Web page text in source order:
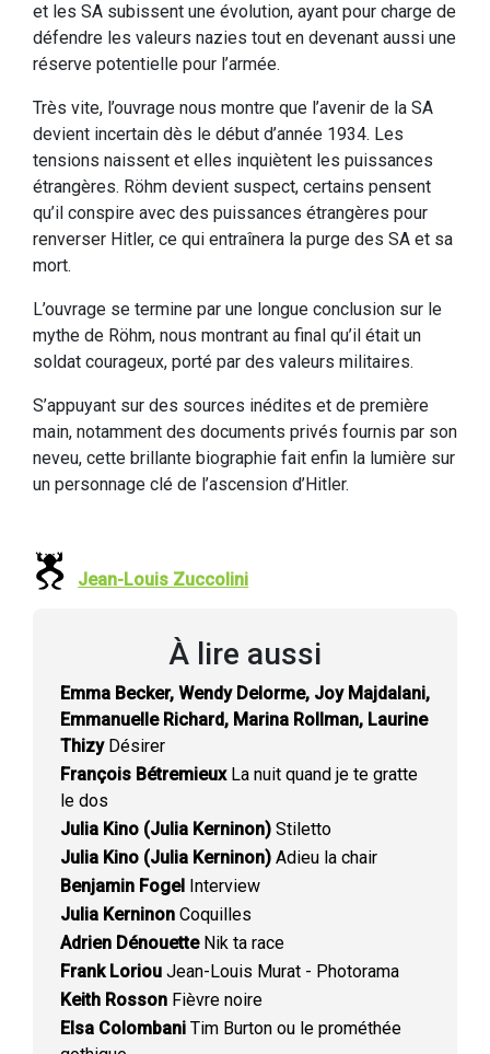
et les SA subissent une évolution, ayant pour charge de
défendre les valeurs nazies tout en devenant aussi une
réserve potentielle pour l’armée.
Très vite, l’ouvrage nous montre que l’avenir de la SA
devient incertain dès le début d’année 1934. Les
tensions naissent et elles inquiètent les puissances
étrangères. Röhm devient suspect, certains pensent
qu’il conspire avec des puissances étrangères pour
renverser Hitler, ce qui entraînera la purge des SA et sa
mort.
L’ouvrage se termine par une longue conclusion sur le
mythe de Röhm, nous montrant au final qu’il était un
soldat courageux, porté par des valeurs militaires.
S’appuyant sur des sources inédites et de première
main, notamment des documents privés fournis par son
neveu, cette brillante biographie fait enfin la lumière sur
un personnage clé de l’ascension d’Hitler.
Jean-Louis Zuccolini
À lire aussi
Emma Becker, Wendy Delorme, Joy Majdalani,
Emmanuelle Richard, Marina Rollman, Laurine
ThizyDésirer
François BétremieuxLa nuit quand je te gratte
le dos
Julia Kino (Julia Kerninon) Stiletto
Julia Kino (Julia Kerninon) Adieu la chair
Benjamin Fogel Interview
Julia Kerninon Coquilles
Adrien DénouetteNik ta race
Frank Loriou Jean-Louis Murat - Photorama
Keith Rosson Fièvre noire
Elsa Colombani Tim Burton ou le prométhée